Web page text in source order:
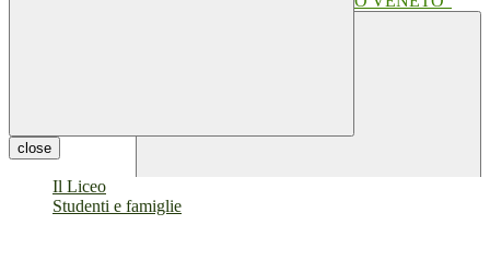
close
Il Liceo
Studenti e famiglie